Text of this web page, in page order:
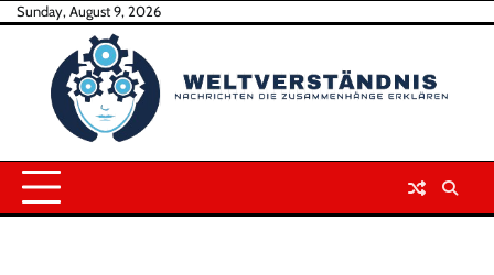
SkipSunday, August 9, 2026